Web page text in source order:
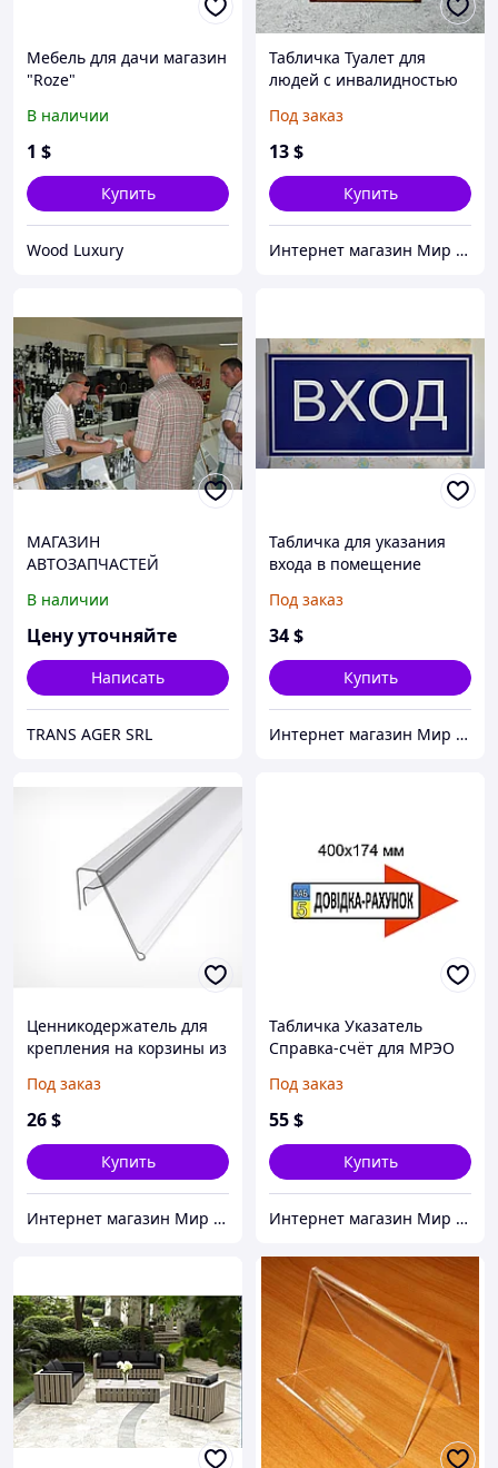
Мебель для дачи магазин
"Roze"
В наличии
1 $
Купить
Wood Luxury
Табличка Туалет для
людей с инвалидностью
Под заказ
13$
Купить
Интернет магазин Мир стендов. Товары из Украины
МАГАЗИН
АВТОЗАПЧАСТЕЙ
В наличии
Цену уточняйте
Написать
TRANS AGER SRL
Табличка для указания
входа в помещение
Под заказ
34$
Купить
Интернет магазин Мир стендов. Товары из Украины
Ценникодержатель для
крепления на корзины из
Под заказ
26$
Купить
Интернет магазин Мир стендов. Товары из Украины
Табличка Указатель
Справка-счёт для МРЭО
Под заказ
55$
Купить
Интернет магазин Мир стендов. Товары из Украины